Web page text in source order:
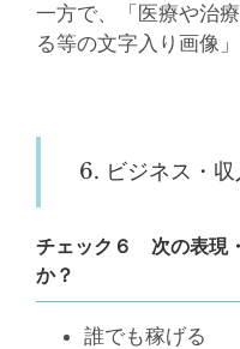
一方で、「医療や治
る等の文字入り画像
6. ビジネス・
チェック６ 次の表現
か？
誰でも稼げる